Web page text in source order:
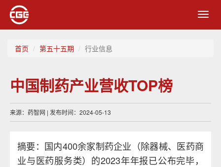
首页 第五十五期 行业信息
中国制药产业营收TOP榜
来源：药智网 | 发布时间：2024-05-13
摘要：国内400余家制药企业（除器械、医药商
业与医药服务类）的2023年年报已公布完毕，